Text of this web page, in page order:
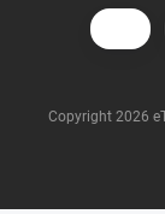
Copyright 2026